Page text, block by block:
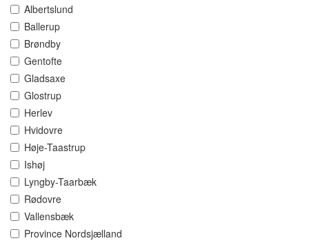
Albertslund
Ballerup
Brøndby
Gentofte
Gladsaxe
Glostrup
Herlev
Hvidovre
Høje-Taastrup
Ishøj
Lyngby-Taarbæk
Rødovre
Vallensbæk
Province Nordsjælland